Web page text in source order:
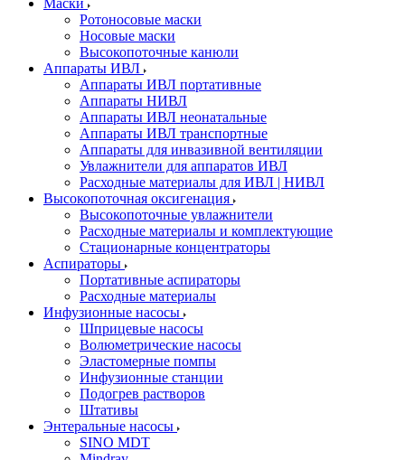
Маски
Ротоносовые маски
Носовые маски
Высокопоточные канюли
Аппараты ИВЛ
Аппараты ИВЛ портативные
Аппараты НИВЛ
Аппараты ИВЛ неонатальные
Аппараты ИВЛ транспортные
Аппараты для инвазивной вентиляции
Увлажнители для аппаратов ИВЛ
Расходные материалы для ИВЛ | НИВЛ
Высокопоточная оксигенация
Высокопоточные увлажнители
Расходные материалы и комплектующие
Стационарные концентраторы
Аспираторы
Портативные аспираторы
Расходные материалы
Инфузионные насосы
Шприцевые насосы
Волюметрические насосы
Эластомерные помпы
Инфузионные станции
Подогрев растворов
Штативы
Энтеральные насосы
SINO MDT